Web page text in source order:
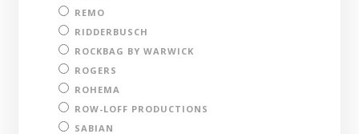
REMO
RIDDERBUSCH
ROCKBAG BY WARWICK
ROGERS
ROHEMA
ROW-LOFF PRODUCTIONS
SABIAN